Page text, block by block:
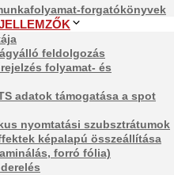
forgatókönyvek
feldolgozás
folyamat- és
adatok támogatása a spot
nyomtatási szubsztrátumok
képalapú összeállítása
forró fólia)
nemzetközi
12647-7:2016 szabvány
PDF/X-4 fájlok Proof-
a DIN A6-tól a DIN A0-ig
a mélynyomóig, a
elérhető. A proof.de
nyomtatott